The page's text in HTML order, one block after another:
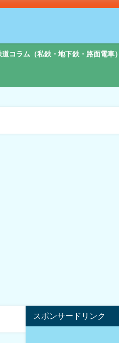
道コラム（私鉄・地下鉄・路面電車）
スポンサードリンク